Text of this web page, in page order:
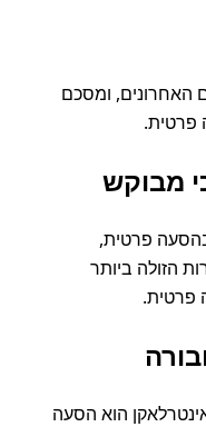
על נתוני 365 הימים האחרונים, ומסכם
פרטית.
מבוקש
פרטית,
האפשרות הזולה ביותר
הוא הסעה